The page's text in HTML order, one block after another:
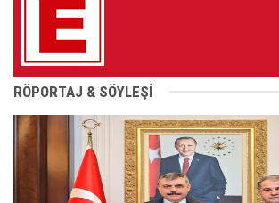
RÖPORTAJ & SÖYLEŞİ